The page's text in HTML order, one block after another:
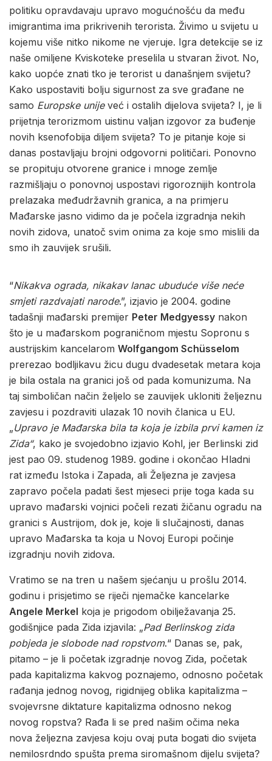
politiku opravdavaju upravo mogućnošću da među
imigrantima ima prikrivenih terorista. Živimo u svijetu u
kojemu više nitko nikome ne vjeruje. Igra detekcije se iz
naše omiljene Kviskoteke preselila u stvaran život. No,
kako uopće znati tko je terorist u današnjem svijetu?
Kako uspostaviti bolju sigurnost za sve građane ne
samo Europske unijeveć i ostalih dijelova svijeta? I, je li
prijetnja terorizmom uistinu valjan izgovor za buđenje
novih ksenofobija diljem svijeta? To je pitanje koje si
danas postavljaju brojni odgovorni političari. Ponovno
se propituju otvorene granice i mnoge zemlje
razmišljaju o ponovnoj uspostavi rigoroznijih kontrola
prelazaka međudržavnih granica, a na primjeru
Mađarske jasno vidimo da je počela izgradnja nekih
novih zidova, unatoč svim onima za koje smo mislili da
smo ih zauvijek srušili.
“Nikakva ograda, nikakav lanac ubuduće više neće
smjeti razdvajati narode.”, izjavio je 2004. godine
tadašnji mađarski premijer Peter Medgyessy nakon
što je u mađarskom pograničnom mjestu Sopronu s
austrijskim kancelarom Wolfgangom Schüsselom
prerezao bodljikavu žicu dugu dvadesetak metara koja
je bila ostala na granici još od pada komunizuma. Na
taj simboličan način željelo se zauvijek ukloniti željeznu
zavjesu i pozdraviti ulazak 10 novih članica u EU.
„Upravo je Mađarska bila ta koja je izbila prvi kamen iz
Zida“, kako je svojedobno izjavio Kohl, jer Berlinski zid
jest pao 09. studenog 1989. godine i okončao Hladni
rat između Istoka i Zapada, ali Željezna je zavjesa
zapravo počela padati šest mjeseci prije toga kada su
upravo mađarski vojnici počeli rezati žičanu ogradu na
granici s Austrijom, dok je, koje li slučajnosti, danas
upravo Mađarska ta koja u Novoj Europi počinje
izgradnju novih zidova.
Vratimo se na tren u našem sjećanju u prošlu 2014.
godinu i prisjetimo se riječi njemačke kancelarke
Angele Merkel koja je prigodom obilježavanja 25.
godišnjice pada Zida izjavila: „Pad Berlinskog zida
pobjeda je slobode nad ropstvom.“ Danas se, pak,
pitamo – je li početak izgradnje novog Zida, početak
pada kapitalizma kakvog poznajemo, odnosno početak
rađanja jednog novog, rigidnijeg oblika kapitalizma –
svojevrsne diktature kapitalizma odnosno nekog
novog ropstva? Rađa li se pred našim očima neka
nova željezna zavjesa koju ovaj puta bogati dio svijeta
nemilosrdndo spušta prema siromašnom dijelu svijeta?